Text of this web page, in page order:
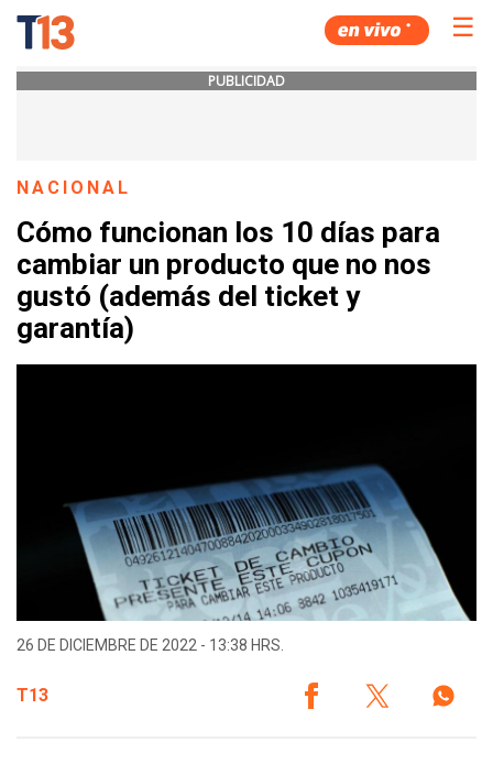
☰
PUBLICIDAD
NACIONAL
Cómo funcionan los 10 días para
cambiar un producto que no nos
gustó (además del ticket y
garantía)
26 DE DICIEMBRE DE 2022 - 13:38 HRS.
T13